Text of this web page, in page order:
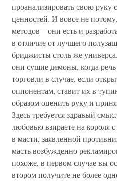
проанализировать свою руку
ценностей. И вовсе не
методов – они есть и
в отличие от лучшего
бриджисты столь же
они сущие демоны, когда
торговли в случае, если
оппонентам, ставит их в
образом оценить руку и
Здесь требуется здравый
любовью взираете на короля
в масти, заявленной
масть возбужденно
похоже, в первом случае вы
втором получите не более